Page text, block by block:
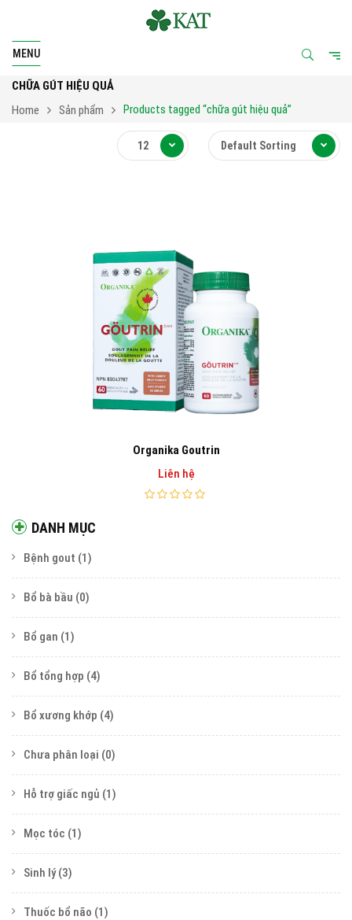
MENU
CHỮA GÚT HIỆU QUẢ
Home
Sản phẩm Products tagged “chữa gút hiệu quả”
DANH MỤC
Bệnh gout (1)
Bổ bà bầu (0)
Bổ gan (1)
Bổ tổng hợp (4)
Bổ xương khớp (4)
Chưa phân loại (0)
Hỗ trợ giấc ngủ (1)
Mọc tóc (1)
Sinh lý (3)
Thuốc bổ não (1)
Default Sorting
12
Organika Goutrin
Liên hệ